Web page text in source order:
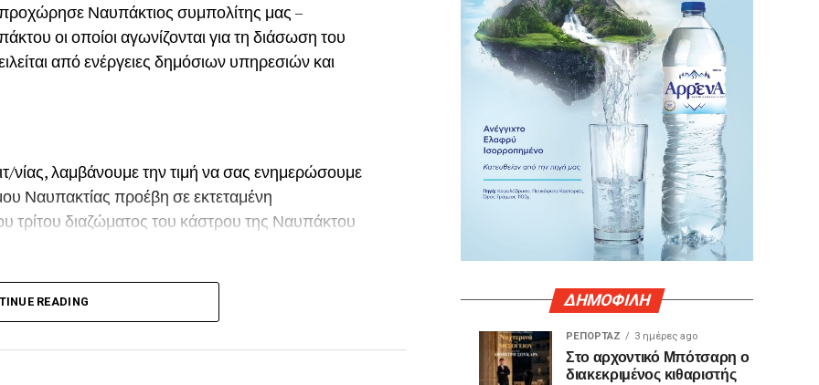
Ναυπάκτιος συμπολίτης μας –
οι οποίοι αγωνίζονται για τη διάσωση του
από ενέργειες δημόσιων υπηρεσιών και
νίας, λαμβάνουμε την τιμή να σας ενημερώσουμε
Ναυπακτίας προέβη σε εκτεταμένη
τρίτου διαζώματος του κάστρου της Ναυπάκτου
Καλοκαίρι του 2022 προκαλώντας όπως και
READING ΔΗΜΟΦΙΛΗ
ΤΕΧΝΟΛΟΓΙΑ
ημέρες
ago
Γιατί
ορισμένες
ΚΟΙΝΩΝΙΑ
ημέρες
ago
Θερμό
χειροκρότημα
ΡΕΠΟΡΤΑΖ 3 ημέρες ago
Στο αρχοντικό Μπότσαρη ο
διακεκριμένος κιθαριστής